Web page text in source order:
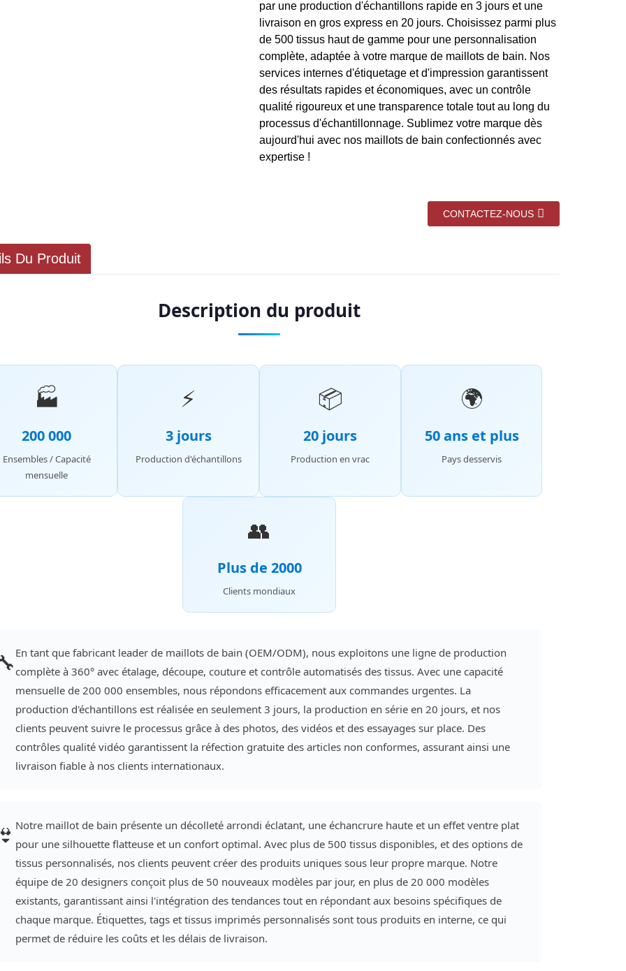
par une production d'échantillons rapide en 3 jours et une
livraison en gros express en 20 jours. Choisissez parmi plus
de 500 tissus haut de gamme pour une personnalisation
complète, adaptée à votre marque de maillots de bain. Nos
services internes d'étiquetage et d'impression garantissent
des résultats rapides et économiques, avec un contrôle
qualité rigoureux et une transparence totale tout au long du
processus d'échantillonnage. Sublimez votre marque dès
aujourd'hui avec nos maillots de bain confectionnés avec
expertise !
CONTACTEZ-NOUS
Du Produit
Description du produit
🏭
200 000
Ensembles / Capacité
mensuelle
⚡
3 jours
Production d'échantillons
📦
20 jours
Production en vrac
🌍
50 ans et plus
Pays desservis
👥
Plus de 2000
Clients mondiaux
En tant que fabricant leader de maillots de bain (OEM/ODM), nous exploitons une ligne de production
complète à 360° avec étalage, découpe, couture et contrôle automatisés des tissus. Avec une capacité
mensuelle de 200 000 ensembles, nous répondons efficacement aux commandes urgentes. La
production d'échantillons est réalisée en seulement 3 jours, la production en série en 20 jours, et nos
clients peuvent suivre le processus grâce à des photos, des vidéos et des essayages sur place. Des
contrôles qualité vidéo garantissent la réfection gratuite des articles non conformes, assurant ainsi une
livraison fiable à nos clients internationaux.
👙 Notre maillot de bain présente un décolleté arrondi éclatant, une échancrure haute et un effet ventre plat
pour une silhouette flatteuse et un confort optimal. Avec plus de 500 tissus disponibles, et des options de
tissus personnalisés, nos clients peuvent créer des produits uniques sous leur propre marque. Notre
équipe de 20 designers conçoit plus de 50 nouveaux modèles par jour, en plus de 20 000 modèles
existants, garantissant ainsi l'intégration des tendances tout en répondant aux besoins spécifiques de
chaque marque. Étiquettes, tags et tissus imprimés personnalisés sont tous produits en interne, ce qui
permet de réduire les coûts et les délais de livraison.